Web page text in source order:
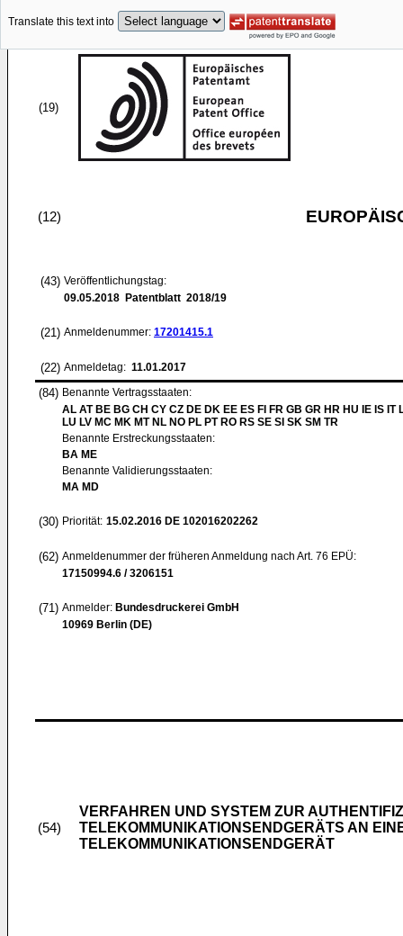
Translate this text into
(19)
(12)
(43) Veröffentlichungstag:
09.05.2018 Patentblatt 2018/19
(21) Anmeldenummer: 17201415.1
(22) Anmeldetag: 11.01.2017
(84) Benannte Vertragsstaaten:
AL AT BE BG CH CY CZ DE DK EE ES FI FR GB GR HR HU IE IS IT
LU LV MC MK MT NL NO PL PT RO RS SE SI SK SM TR
Benannte Erstreckungsstaaten:
BA ME
Benannte Validierungsstaaten:
MA MD
(30) Priorität: 15.02.2016 DE 102016202262
(62) Anmeldenummer der früheren Anmeldung nach Art. 76 EPÜ:
17150994.6 / 3206151
(71) Anmelder: Bundesdruckerei GmbH
10969 Berlin (DE)
(54)
VERFAHREN UND SYSTEM ZUR
TELEKOMMUNIKATIONSENDGERÄTS AN
TELEKOMMUNIKATIONSENDGERÄT